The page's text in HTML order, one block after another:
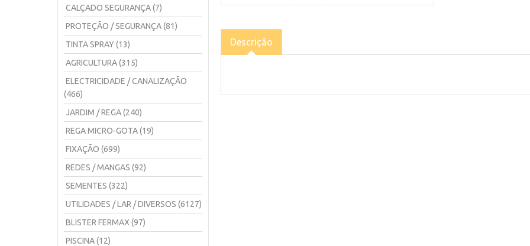
CALÇADO SEGURANÇA (7)
PROTEÇÃO / SEGURANÇA (81)
TINTA SPRAY (13)
AGRICULTURA (315)
ELECTRICIDADE / CANALIZAÇÃO
(466)
JARDIM / REGA (240)
REGA MICRO-GOTA (19)
FIXAÇÃO (699)
REDES / MANGAS (92)
SEMENTES (322)
UTILIDADES / LAR / DIVERSOS (6127)
BLISTER FERMAX (97)
PISCINA (12)
Descrição